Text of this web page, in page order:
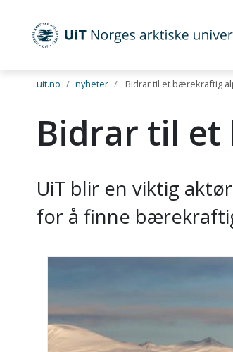
Gå til hovedinnhold
UiT Norges arktiske
uit.no nyheter Bidrar til et bærekraftig
Bidrar til
UiT blir en viktig
for å finne